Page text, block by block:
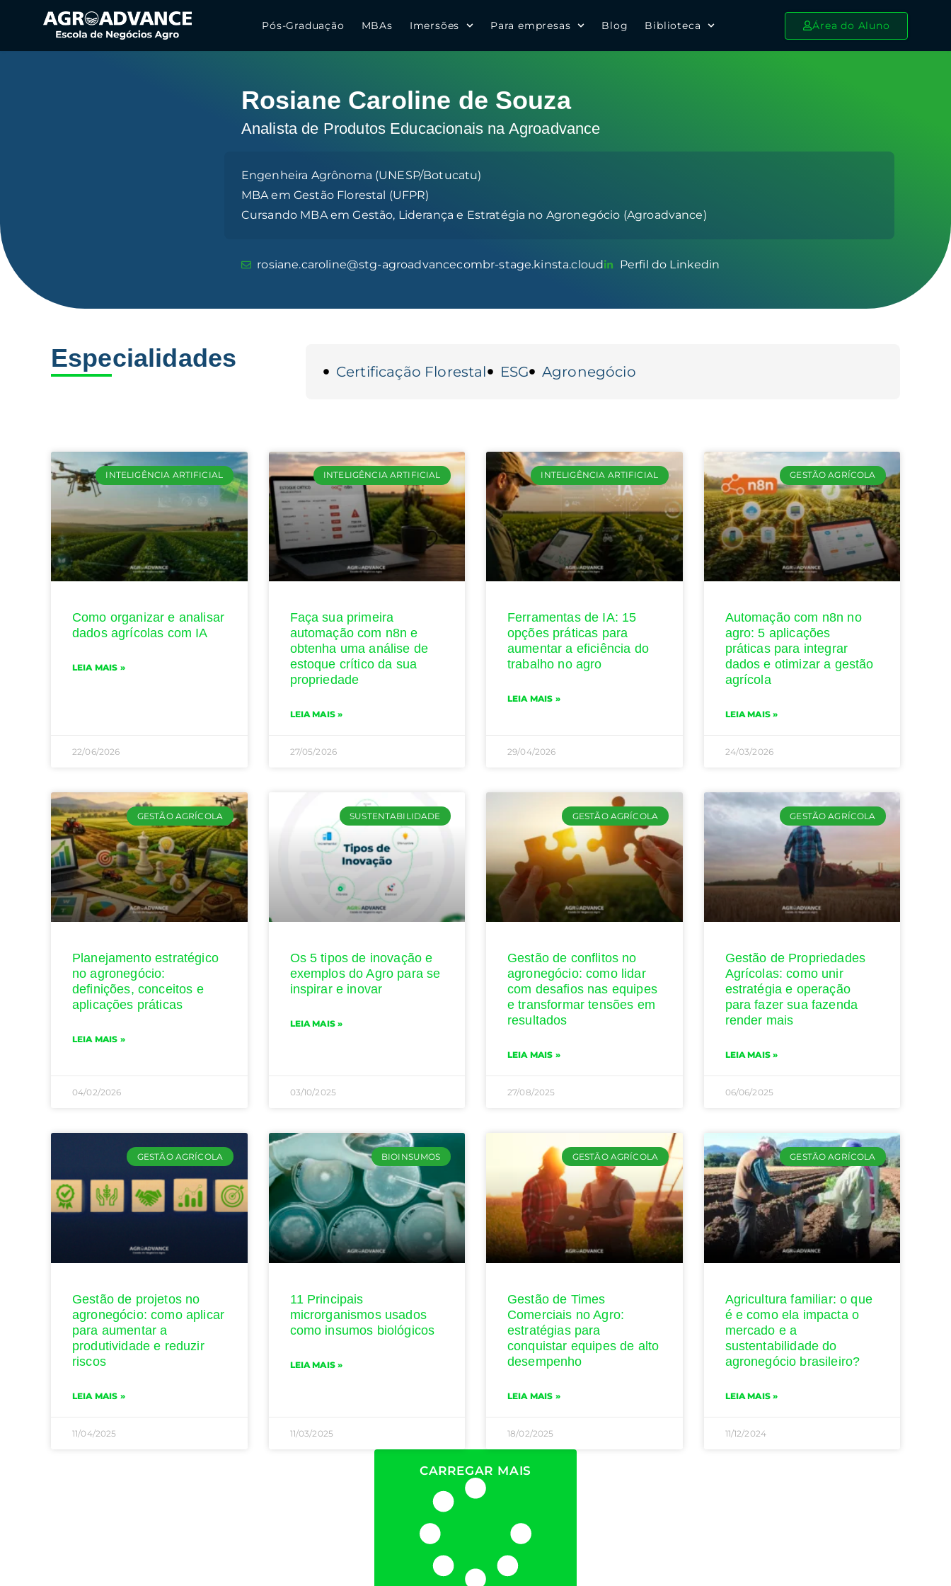
Pós-Graduação MBAs Imersões Para empresas Blog Biblioteca Área do Aluno
Rosiane Caroline de Souza
Analista de Produtos Educacionais na Agroadvance
Engenheira Agrônoma (UNESP/Botucatu)
MBA em Gestão Florestal (UFPR)
Cursando MBA em Gestão, Liderança e Estratégia no Agronegócio (Agroadvance)
rosiane.caroline@stg-agroadvancecombr-stage.kinsta.cloud Perfil do Linkedin
Especialidades Certificação Florestal ESG Agronegócio
INTELIGÊNCIA ARTIFICIAL
Como organizar e analisar
dados agrícolas com IA
LEIA MAIS »
22/06/2026
INTELIGÊNCIA ARTIFICIAL
Faça sua primeira
automação com n8n e
obtenha uma análise de
estoque crítico da sua
propriedade
LEIA MAIS »
27/05/2026
INTELIGÊNCIA ARTIFICIAL
Ferramentas de IA: 15
opções práticas para
aumentar a eficiência do
trabalho no agro
LEIA MAIS »
29/04/2026
GESTÃO AGRÍCOLA
Automação com n8n no
agro: 5 aplicações
práticas para integrar
dados e otimizar a gestão
agrícola
LEIA MAIS »
24/03/2026
GESTÃO AGRÍCOLA
Planejamento estratégico
no agronegócio:
definições, conceitos e
aplicações práticas
LEIA MAIS »
04/02/2026
SUSTENTABILIDADE
Os 5 tipos de inovação e
exemplos do Agro para se
inspirar e inovar
LEIA MAIS »
03/10/2025
GESTÃO AGRÍCOLA
Gestão de conflitos no
agronegócio: como lidar
com desafios nas equipes
e transformar tensões em
resultados
LEIA MAIS »
27/08/2025
GESTÃO AGRÍCOLA
Gestão de Propriedades
Agrícolas: como unir
estratégia e operação
para fazer sua fazenda
render mais
LEIA MAIS »
06/06/2025
GESTÃO AGRÍCOLA
Gestão de projetos no
agronegócio: como aplicar
para aumentar a
produtividade e reduzir
riscos
LEIA MAIS »
11/04/2025
BIOINSUMOS
11 Principais
microrganismos usados
como insumos biológicos
LEIA MAIS »
11/03/2025
GESTÃO AGRÍCOLA
Gestão de Times
Comerciais no Agro:
estratégias para
conquistar equipes de alto
desempenho
LEIA MAIS »
18/02/2025
GESTÃO AGRÍCOLA
Agricultura familiar: o que
é e como ela impacta o
mercado e a
sustentabilidade do
agronegócio brasileiro?
LEIA MAIS »
11/12/2024
CARREGAR MAIS